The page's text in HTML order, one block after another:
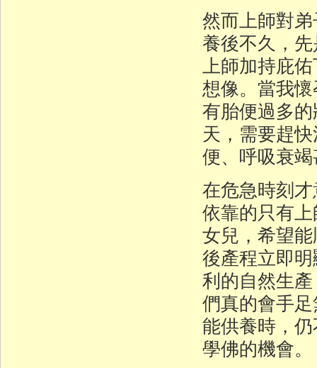
然而上師對
養後不久，
上師加持庇
想像。當我
有胎便過多
天，需要趕
便、呼吸衰
在危急時刻
依靠的只有
女兒，希望
後產程立即
利的自然生
們真的會手
能供養時，
學佛的機會。